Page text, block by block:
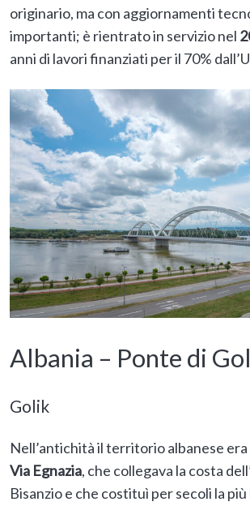
originario, ma con aggiornamenti
importanti; è rientrato in servizio nel
anni di lavori finanziati per il 70%
Albania – Ponte di
Golik
Nell’antichità il territorio albanese
Via Egnazia, che collegava la costa
Bisanzio e che costituì per secoli la